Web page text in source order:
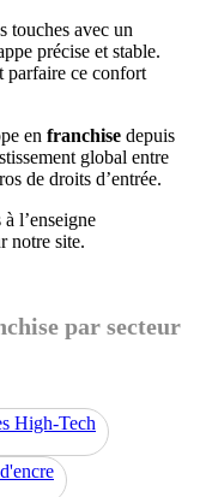
touches avec un
précise et stable.
parfaire ce confort
en franchise depuis
global entre
de droits d’entrée.
l’enseigne
notre site.
par secteur
High-Tech